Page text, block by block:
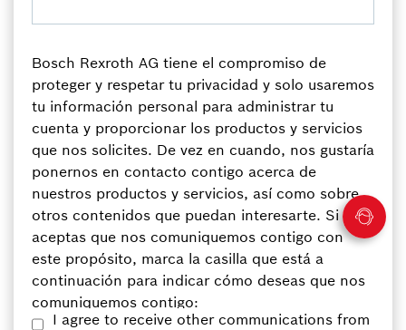
Bosch Rexroth AG tiene el compromiso de
proteger y respetar tu privacidad y solo usaremos
tu información personal para administrar tu
cuenta y proporcionar los productos y servicios
que nos solicites. De vez en cuando, nos gustaría
ponernos en contacto contigo acerca de
nuestros productos y servicios, así como sobre
otros contenidos que puedan interesarte. Si
aceptas que nos comuniquemos contigo con
este propósito, marca la casilla que está a
continuación para indicar cómo deseas que nos
comuniquemos contigo:
I agree to receive other communications from